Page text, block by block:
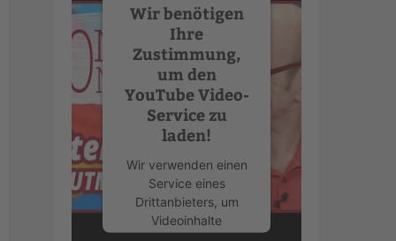
Wir benötigen
Ihre
Zustimmung,
um den
YouTube Video-
Service zu
laden!
Wir verwenden einen
Service eines
Drittanbieters, um
Videoinhalte